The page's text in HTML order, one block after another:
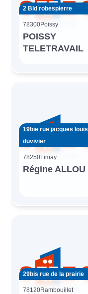
2 Bld robespierre
78300Poissy
POISSY
TELETRAVAIL
19bie rue jacques louis
duvivier
78250Limay
Régine ALLOU
29bis rue de la prairie
78120Rambouillet